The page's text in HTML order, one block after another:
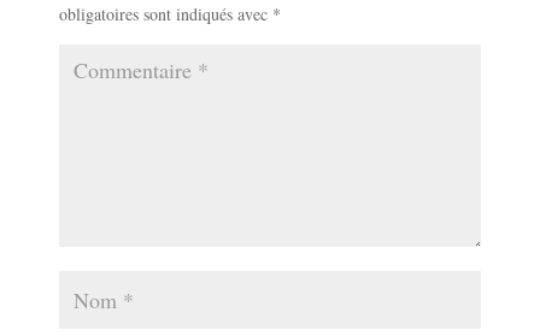
obligatoires sont indiqués avec *